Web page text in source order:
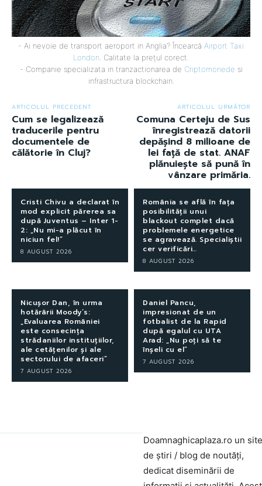
- Ai nevoie de transport aeroport in Anglia? Încearcă Airport Taxi
London . Calitate la prețul corect.
- Companie specializata in tranzactionarea de Criptomonede si
infrastructura blockchain.
ARTICOLUL PRECEDENT
Cum se legalizează
traducerile pentru
documentele de
călătorie în Cluj?
ARTICOLUL URMĂTOR
Comuna Certeju de Sus
înregistrează datorii
depășind 8 milioane de
lei față de stat. ANAF
plănuiește să pună în
vânzare primăria.
Cristi Chivu a declarat în
mod explicit părerea sa
după Juventus – Inter 1-
2: „Nu mi-a plăcut în
niciun fel!”
8 AUGUST 2026
România se află în fața
posibilității unui
blackout complet dacă
problemele energetice
se agravează. Specialiștii
cer verificări…
8 AUGUST 2026
Nicușor Dan, în urma
hotărârii Moody’s:
„Evaluarea României
este consecința
strădaniilor instituțiilor,
ale cetățenilor și ale
sectorului de afaceri”
7 AUGUST 2026
Daniel Pancu,
impresionat de un
fotbalist de la Rapid
după egalul cu UTA
Arad: „Nu poți să te
înșeli cu el”
7 AUGUST 2026
Doamnaghicaplaza.ro un site
de știri / blog de noutăți,
dedicat diseminării de